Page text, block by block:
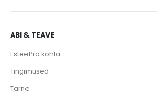
ABI & TEAVE
EsteePro kohta
Tingimused
Tarne